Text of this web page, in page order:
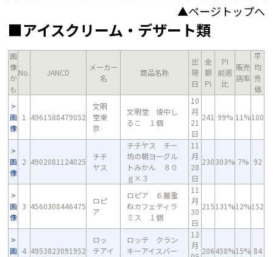
▲ページトップへ
■アイスクリーム・デザート類
画
像
か
も
No. JANCD
メーカー
名
商品名称
出
現
日
金
額
PI
PI
前週
比
販売
店率
平
均
売
価
画
像
1 4961588479052
文明
堂東
京
文明堂 懐中し
るこ １個
10
月
21
日
241 99% 11%100
画
像
2 4902081124025
チチ
ヤス
チチヤス チー
坊の朝ヨーグル
トみかん ８０
ｇ×３
11
月
28
日
230303% 7% 92
画
像
3 4560308446475
ロピ
ア
ロピア ６層重
ねカフェティラ
ミス １個
11
月
30
日
215131%12%152
画 4 4953823091952
ロッ
テアイ
ロッテ クラン
キーアイスバー
12
月
206458%15% 84